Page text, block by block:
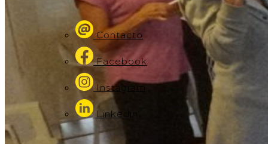
Contacto
Facebook
Instagram
Linkedin